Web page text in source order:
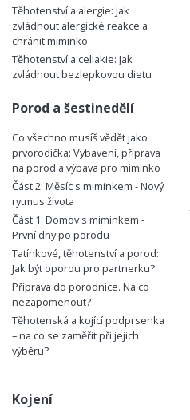
Těhotenství a alergie: Jak
zvládnout alergické reakce a
chránit miminko
Těhotenství a celiakie: Jak
zvládnout bezlepkovou dietu
Porod a šestinedělí
Co všechno musíš vědět jako
prvorodička: Vybavení, příprava
na porod a výbava pro miminko
Část 2: Měsíc s miminkem - Nový
rytmus života
Část 1: Domov s miminkem -
První dny po porodu
Tatínkové, těhotenství a porod:
Jak být oporou pro partnerku?
Příprava do porodnice. Na co
nezapomenout?
Těhotenská a kojící podprsenka
– na co se zaměřit při jejich
výběru?
Kojení